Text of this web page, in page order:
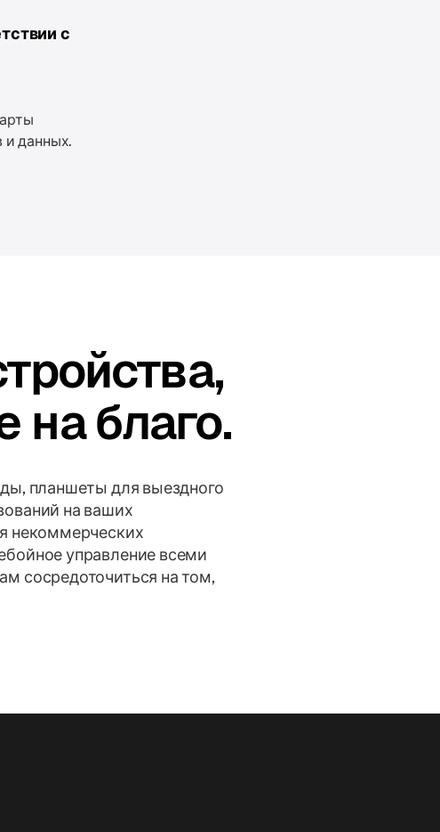
с
и данных.
благо.
планшеты для выездного
на ваших
некоммерческих
управление всеми
сосредоточиться на том,